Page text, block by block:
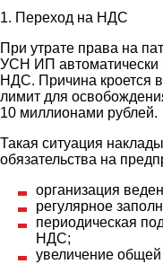
1. Переход на НДС
При утрате права на
УСН ИП автоматически
НДС. Причина кроется
лимит для
10 миллионами рублей.
Такая ситуация
обязательства на
организация
регулярное
периодическая
НДС;
увеличение общей